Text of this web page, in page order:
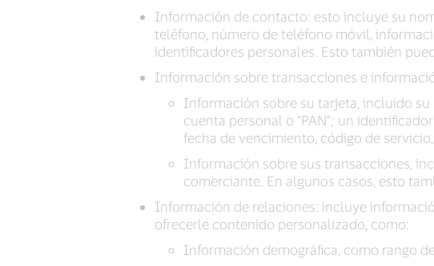
Información de contacto: esto incluye su
teléfono, número de teléfono móvil,
identificadores personales. Esto también
Información sobre transacciones e
Información sobre su tarjeta, incluido
cuenta personal o “PAN”; un
fecha de vencimiento, código de
Información sobre sus transacciones,
comerciante. En algunos casos, esto
Información de relaciones: incluye
ofrecerle contenido personalizado, como:
Información demográfica, como rango